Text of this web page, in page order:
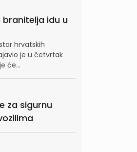
idu u
hrvatskih
je u četvrtak
će...
za sigurnu